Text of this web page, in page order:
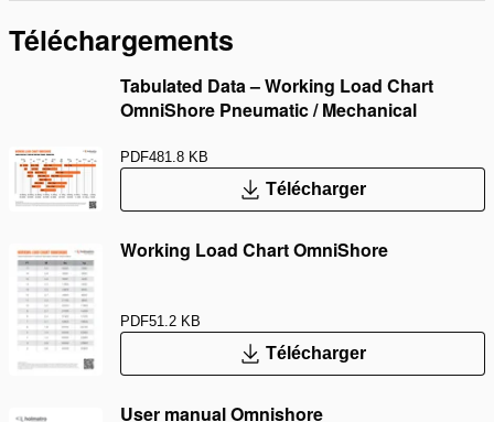
Téléchargements
Tabulated Data – Working Load Chart
OmniShore Pneumatic / Mechanical
PDF481.8 KB
Télécharger
Working Load Chart OmniShore
PDF51.2 KB
Télécharger
User manual Omnishore